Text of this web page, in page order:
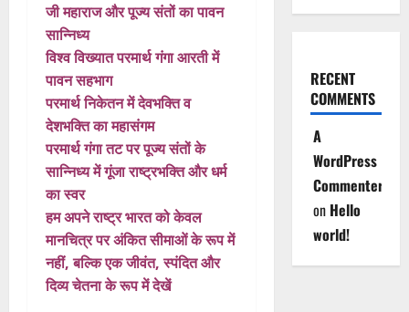
जी महाराज और पूज्य संतों का पावन
सान्निध्य
विश्व विख्यात परमार्थ गंगा आरती में
पावन सहभाग
परमार्थ निकेतन में देवभक्ति व
देशभक्ति का महासंगम
परमार्थ गंगा तट पर पूज्य संतों के
सान्निध्य में गूंजा राष्ट्रभक्ति और धर्म
का स्वर
हम अपने राष्ट्र भारत को केवल
मानचित्र पर अंकित सीमाओं के रूप में
नहीं, बल्कि एक जीवंत, स्पंदित और
दिव्य चेतना के रूप में देखें
RECENT
COMMENTS
A
WordPress
Commenter
on Hello
world!